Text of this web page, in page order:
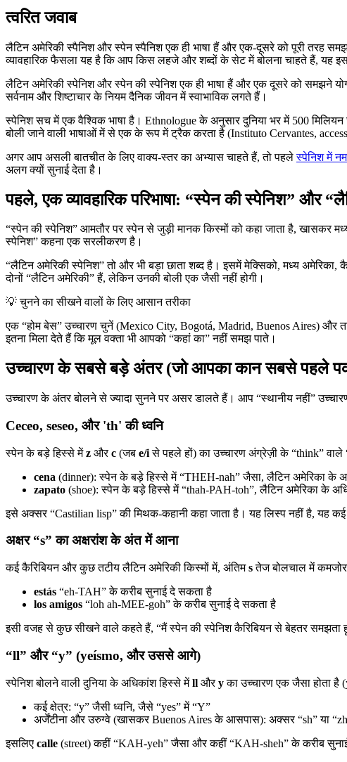
त्वरित जवाब
लैटिन अमेरिकी स्पैनिश और स्पेन स्पैनिश एक ही भाषा हैं और एक-दूसरे को पूरी तरह
व्यावहारिक फैसला यह है कि आप किस लहजे और शब्दों के सेट में बोलना चाहते हैं, यह
लैटिन अमेरिकी स्पेनिश और स्पेन की स्पेनिश एक ही भाषा हैं और एक दूसरे को समझने
सर्वनाम और शिष्टाचार के नियम दैनिक जीवन में स्वाभाविक लगते हैं।
स्पेनिश सच में एक वैश्विक भाषा है। Ethnologue के अनुसार दुनिया भर में 500
बोली जाने वाली भाषाओं में से एक के रूप में ट्रैक करता है (Instituto Cervantes,
अगर आप असली बातचीत के लिए वाक्य-स्तर का अभ्यास चाहते हैं, तो पहलेस्पेनिश में
अलग क्यों सुनाई देता है।
पहले, एक व्यावहारिक परिभाषा: “स्पेन की स्पेनिश” और
“स्पेन की स्पेनिश” आमतौर पर स्पेन से जुड़ी मानक किस्मों को कहा जाता है, खासकर
स्पेनिश” कहना एक सरलीकरण है।
“लैटिन अमेरिकी स्पेनिश” तो और भी बड़ा छाता शब्द है। इसमें मेक्सिको, मध्य
दोनों “लैटिन अमेरिकी” हैं, लेकिन उनकी बोली एक जैसी नहीं होगी।
💡 चुनने का सीखने वालों के लिए आसान तरीका
एक “होम बेस” उच्चारण चुनें (Mexico City, Bogotá, Madrid, Buenos Aires) और
इतना मिला देते हैं कि मूल वक्ता भी आपको “कहां का” नहीं समझ पाते।
उच्चारण के सबसे बड़े अंतर (जो आपका कान सबसे पहले
उच्चारण के अंतर बोलने से ज्यादा सुनने पर असर डालते हैं। आप “स्थानीय नहीं”
Ceceo, seseo, और 'th' की ध्वनि
स्पेन के बड़े हिस्से मेंz औरc (जब e/iसे पहले हों) का उच्चारण अंग्रेज़ी के “think” वाले
cena (dinner): स्पेन के बड़े हिस्से में “THEH-nah” जैसा, लैटिन अमेरिका के
zapato (shoe): स्पेन के बड़े हिस्से में “thah-PAH-toh”, लैटिन अमेरिका के
इसे अक्सर “Castilian lisp” की मिथक-कहानी कहा जाता है। यह लिस्प नहीं है, यह कई
अक्षर “s” का अक्षरांश के अंत में आना
कई कैरिबियन और कुछ तटीय लैटिन अमेरिकी किस्मों में, अंतिमsतेज बोलचाल में
estás “eh-TAH” के करीब सुनाई दे सकता है
los amigos “loh ah-MEE-goh” के करीब सुनाई दे सकता है
इसी वजह से कुछ सीखने वाले कहते हैं, “मैं स्पेन की स्पेनिश कैरिबियन से बेहतर समझता
“ll” और “y” (yeísmo, और उससे आगे)
स्पेनिश बोलने वाली दुनिया के अधिकांश हिस्से मेंll औरyका उच्चारण एक जैसा होता है
कई क्षेत्र: “y” जैसी ध्वनि, जैसे “yes” में “Y”
अर्जेंटीना और उरुग्वे (खासकर Buenos Aires के आसपास): अक्सर “sh” या
इसलिए calle (street) कहीं “KAH-yeh” जैसा और कहीं “KAH-sheh” के करीब